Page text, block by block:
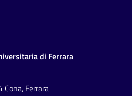
di Ferrara
Ferrara